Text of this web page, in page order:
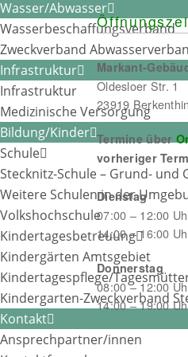
Wasser/Abwasser
Wasserbeschaffungsverband
Zweckverband
Infrastruktur
Infrastruktur
Medizinische Versorgung
Bildung/Kinder
Schule
Stecknitz-Schule – Grund- und
Weitere Schulen in der
Volkshochschule
Kindertagesbetreuung
Kindergärten Amtsgebiet
Kindertagespflege/
Kindergarten-Zweckverband
Kontakt
Ansprechpartner/innen
Markant-
Oldesloer Str. 1
23919 Berkenthin
Termine über
vorheriger
Dienstag
07:00 – 12:00
14:00 – 16:00
Donnerstag
08:00 – 12:00
14:00 – 19:00